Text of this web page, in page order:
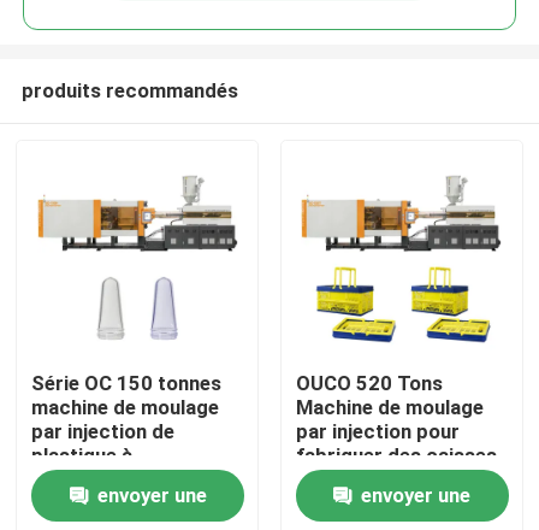
Maison
Produits
Au sujet de nous
produits recommandés
Série OC 150 tonnes
machine de moulage
par injection de
plastique à
profondeur de cavité
et de grands produits
envoyer une
OUCO 520 Tons
Machine de moulage
par injection pour
fabriquer des caisses
en plastique
envoyer une